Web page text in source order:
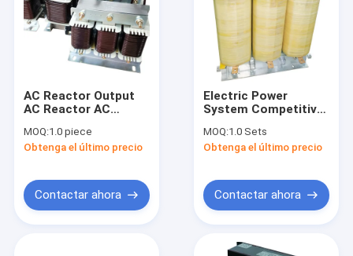
AC Reactor Output
AC Reactor AC
Inverter Filter Low
Voltage Harmonic
MOQ:1.0 piece
Obtenga el último precio
Contactar ahora
Electric Power
System Competitive
price industrial ac
line reactor
MOQ:1.0 Sets
Obtenga el último precio
Contactar ahora